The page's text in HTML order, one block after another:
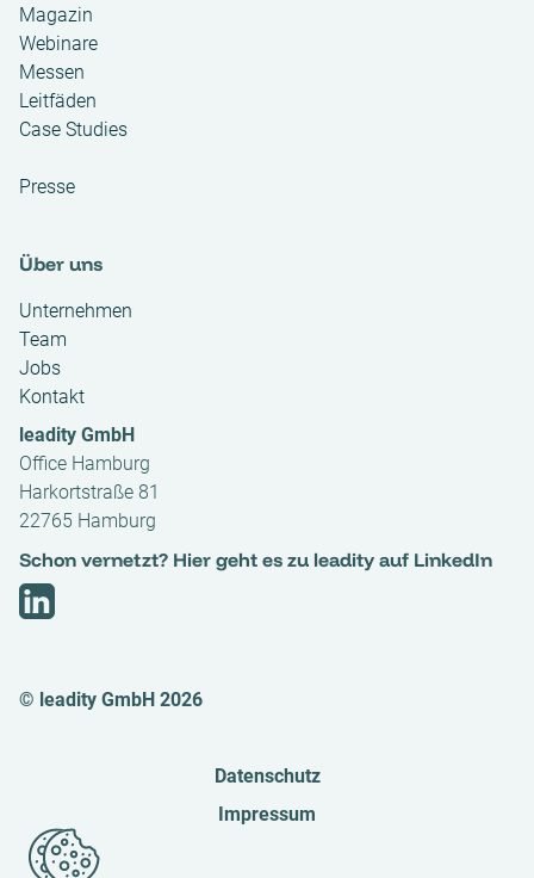
Magazin
Webinare
Messen
Leitfäden
Case Studies
Presse
Über uns
Unternehmen
Team
Jobs
Kontakt
leadity GmbH
Office Hamburg
Harkortstraße 81
22765 Hamburg
Schon vernetzt? Hier geht es zu leadity auf LinkedIn
© leadity GmbH 2026
Datenschutz
Impressum